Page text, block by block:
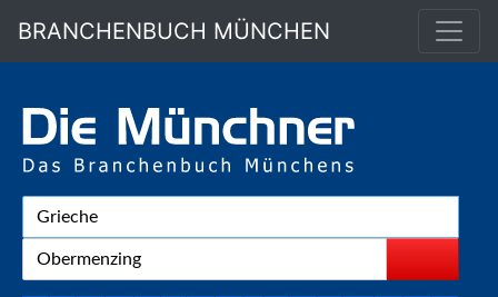
BRANCHENBUCH MÜNCHEN